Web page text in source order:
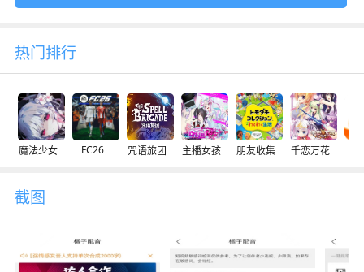
热门排行
魔法少女 FC26 咒语旅团 主播女孩 朋友收集 千恋万花
截图